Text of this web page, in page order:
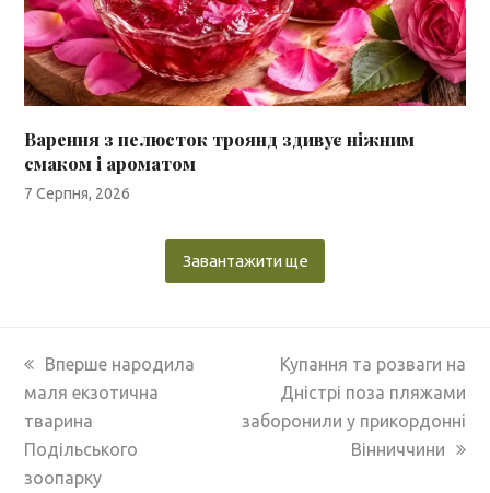
Варення з пелюсток троянд здивує ніжним
смаком і ароматом
7 Серпня, 2026
Завантажити ще
previous
post:
Вперше народила
маля екзотична
тварина
Подільського
зоопарку
next
post:
Купання та розваги на
Дністрі поза пляжами
заборонили у прикордонні
Вінниччини